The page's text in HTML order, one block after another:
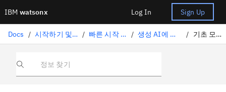
IBM watsonx Log In Sign Up
Docs / 시작하기 및 학습서 / 빠른 시작 학습서 / 생성 AI에 대한 작업 / 기초 모델 조정
정보 찾기